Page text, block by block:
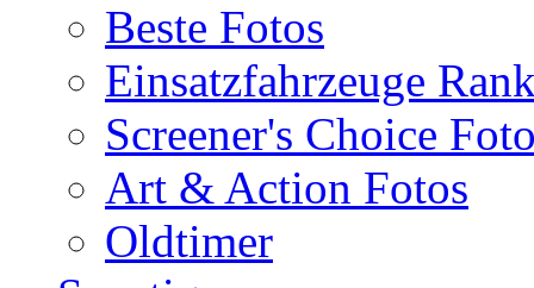
Beste Fotos
Einsatzfahrzeuge
Screener's Choice
Art & Action Fotos
Oldtimer